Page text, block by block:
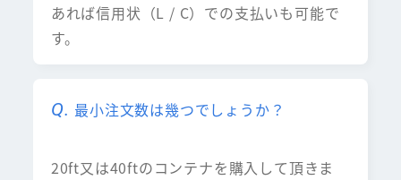
あれば信用状（L / C）での支払いも可能で
す。
最小注文数は幾つでしょうか？
20ft又は40ftのコンテナを購入して頂きま